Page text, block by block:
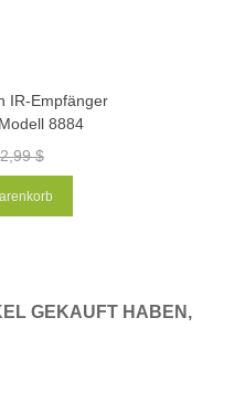
IR-Empfänger
8884
$
GEKAUFT HABEN,